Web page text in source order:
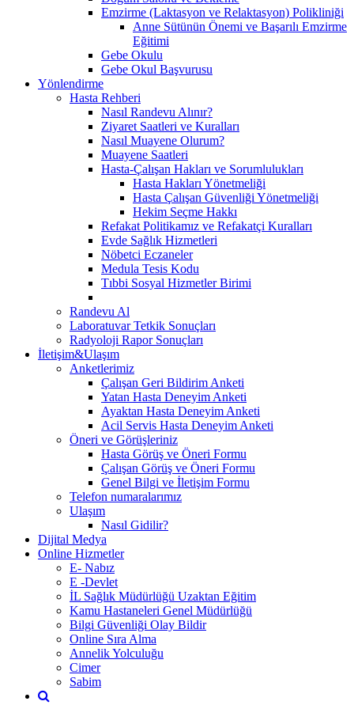
Emzirme (Laktasyon ve Relaktasyon) Polikliniği
Anne Sütünün Önemi ve Başarılı Emzirme
Eğitimi
Gebe Okulu
Gebe Okul Başvurusu
Yönlendirme
Hasta Rehberi
Nasıl Randevu Alınır?
Ziyaret Saatleri ve Kuralları
Nasıl Muayene Olurum?
Muayene Saatleri
Hasta-Çalışan Hakları ve Sorumlulukları
Hasta Hakları Yönetmeliği
Hasta Çalışan Güvenliği Yönetmeliği
Hekim Seçme Hakkı
Refakat Politikamız ve Refakatçi Kuralları
Evde Sağlık Hizmetleri
Nöbetci Eczaneler
Medula Tesis Kodu
Tıbbi Sosyal Hizmetler Birimi
Randevu Al
Laboratuvar Tetkik Sonuçları
Radyoloji Rapor Sonuçları
İletişim&Ulaşım
Anketlerimiz
Çalışan Geri Bildirim Anketi
Yatan Hasta Deneyim Anketi
Ayaktan Hasta Deneyim Anketi
Acil Servis Hasta Deneyim Anketi
Öneri ve Görüşleriniz
Hasta Görüş ve Öneri Formu
Çalışan Görüş ve Öneri Formu
Genel Bilgi ve İletişim Formu
Telefon numaralarımız
Ulaşım
Nasıl Gidilir?
Dijital Medya
Online Hizmetler
E- Nabız
E -Devlet
İL Sağlık Müdürlüğü Uzaktan Eğitim
Kamu Hastaneleri Genel Müdürlüğü
Bilgi Güvenliği Olay Bildir
Online Sıra Alma
Annelik Yolculuğu
Cimer
Sabim